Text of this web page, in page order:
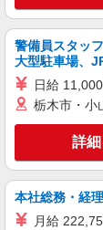
パー
すき家 長野
警備員スタッ
大型駐車場、
日給
栃木市・小
詳
本社総務・経
月給